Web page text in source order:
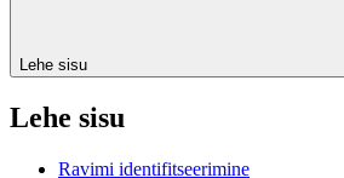
Lehe sisu
Lehe sisu
Ravimi identifitseerimine